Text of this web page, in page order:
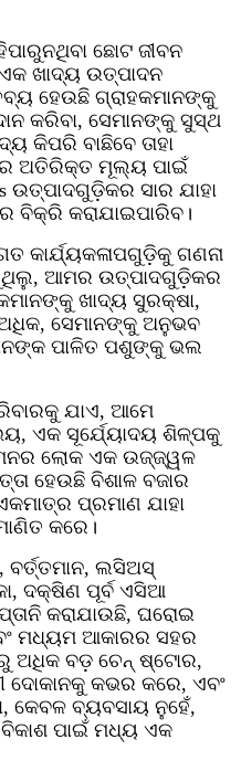
ଛୋଟ ଜୀବନ
ଖାଦ୍ୟ ଉତ୍ପାଦନ
ହେଉଛି ଗ୍ରାହକମାନଙ୍କୁ
କରିବା, ସେମାନଙ୍କୁ ସୁସ୍ଥ
କିପରି ବାଛିବେ ତାହା
ଅତିରିକ୍ତ ମୂଲ୍ୟ ପାଇଁ
ଉତ୍ପାଦଗୁଡ଼ିକର ସାର ଯାହା
ବିକ୍ରି କରାଯାଇପାରିବ।
କାର୍ଯ୍ୟକଳାପଗୁଡ଼ିକୁ ଗଣନା
ଆମର ଉତ୍ପାଦଗୁଡ଼ିକର
ଖାଦ୍ୟ ସୁରକ୍ଷା,
ଅଧିକ, ସେମାନଙ୍କୁ ଅନୁଭବ
ପାଳିତ ପଶୁଙ୍କୁ ଭଲ
ଯାଏ, ଆମେ
ଏକ ସୂର୍ଯ୍ୟୋଦୟ ଶିଳ୍ପକୁ
ଲୋକ ଏକ ଉଜ୍ଜ୍ୱଳ
ହେଉଛି ବିଶାଳ ବଜାର
ପ୍ରମାଣ ଯାହା
କରେ।
ଲସିଅସ୍
ଦକ୍ଷିଣ ପୂର୍ବ ଏସିଆ
କରାଯାଉଛି, ଘରୋଇ
ମଧ୍ୟମ ଆକାରର ସହର
ରୁ ଅଧିକ ବଡ଼ ଚେନ୍ ଷ୍ଟୋର,
ଦୋକାନକୁ କଭର କରେ, ଏବଂ
କେବଳ ବ୍ୟବସାୟ ନୁହେଁ,
ବିକାଶ ପାଇଁ ମଧ୍ୟ ଏକ